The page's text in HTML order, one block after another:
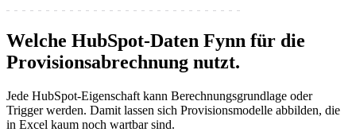
Welche HubSpot-Daten Fynn für die
Provisionsabrechnung nutzt.
Jede HubSpot-Eigenschaft kann Berechnungsgrundlage oder
Trigger werden. Damit lassen sich Provisionsmodelle abbilden, die
in Excel kaum noch wartbar sind.